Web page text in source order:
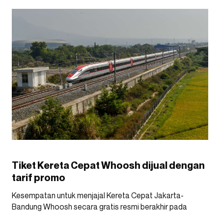
Tiket Kereta Cepat Whoosh dijual dengan
tarif promo
Kesempatan untuk menjajal Kereta Cepat Jakarta-
Bandung Whoosh secara gratis resmi berakhir pada